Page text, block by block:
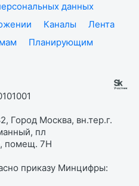
данных
Каналы
Лента
Планирующим
Город Москва, вн.тер.г.
пл
помещ. 7Н
приказу Минцифры: